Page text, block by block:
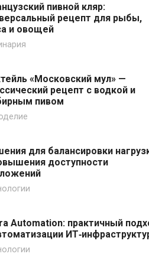
пивной кляр:
рецепт для рыбы,
и овощей
«Московский мул» —
рецепт с водкой и
пивом
для балансировки
доступности
Automation: практичный